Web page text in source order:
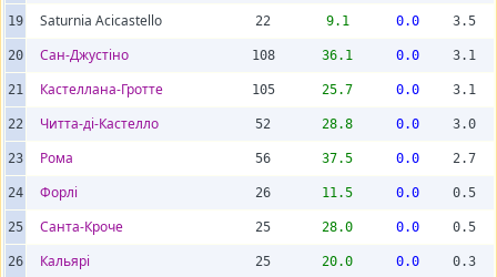
19 Saturnia Acicastello 22 9.1 0.0 3.5
20 Сан-Джустіно 108 36.1 0.0 3.1
21 Кастеллана-Гротте 105 25.7 0.0 3.1
22 Читта-ді-Кастелло 52 28.8 0.0 3.0
23 Рома 56 37.5 0.0 2.7
24 Форлі 26 11.5 0.0 0.5
25 Санта-Кроче 25 28.0 0.0 0.5
26 Кальярі 25 20.0 0.0 0.3